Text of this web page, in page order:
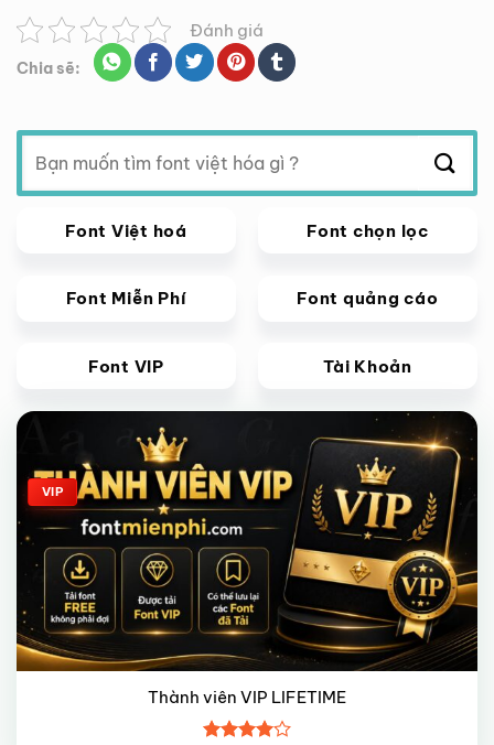
Đánh giá
Chia sẽ:
Tìm
kiếm:
Font Việt hoá Font chọn lọc
Font Miễn Phí Font quảng cáo
Font VIP Tài Khoản
Giảm giá!
VIP
Thành viên VIP LIFETIME